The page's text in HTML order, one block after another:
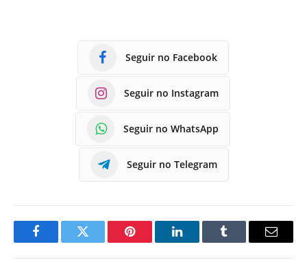
Seguir no Facebook
Seguir no Instagram
Seguir no WhatsApp
Seguir no Telegram
FacebookTwitter Pinterest LinkedInTumblr
E-